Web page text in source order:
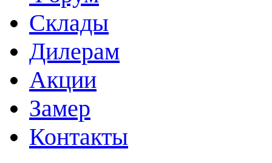
Склады
Дилерам
Акции
Замер
Контакты